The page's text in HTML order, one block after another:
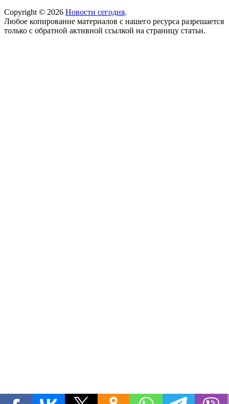
Copyright © 2026 Новости сегодня.
Любое копирование материалов с нашего ресурса разрешается
только с обратной активной ссылкой на страницу статьи.